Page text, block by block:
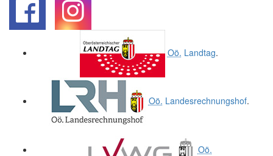
Oö. Landtag.
Oö. Landesrechnungshof.
Oö.